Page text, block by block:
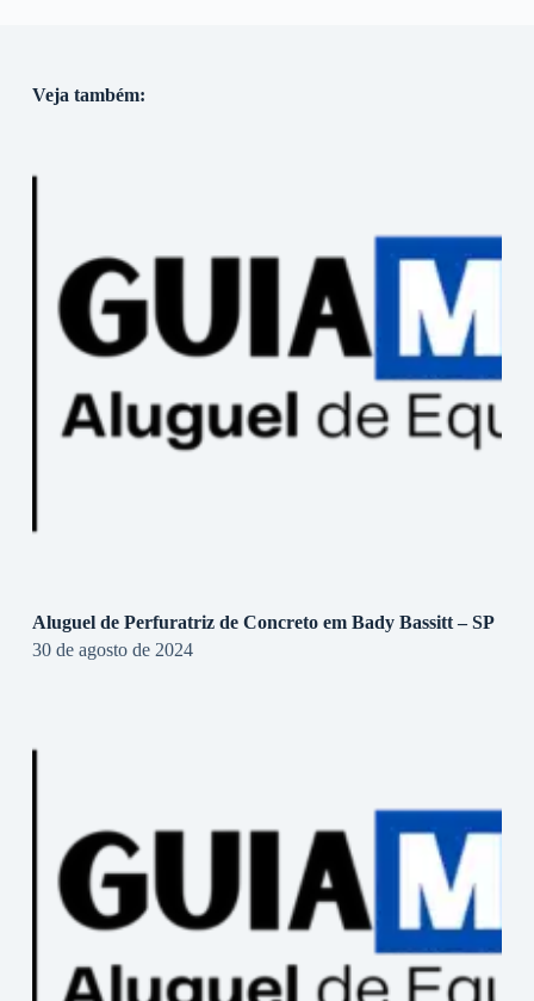
Veja também:
Aluguel de Perfuratriz de Concreto em Bady Bassitt – SP
30 de agosto de 2024